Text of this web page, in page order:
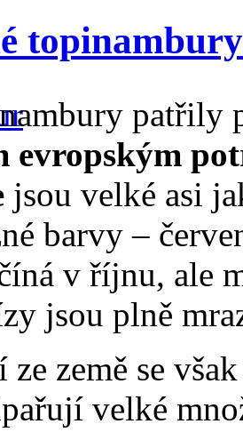
topinambury
patřily
evropským
jsou velké asi
barvy –
v říjnu, ale
jsou plně
země se
velké